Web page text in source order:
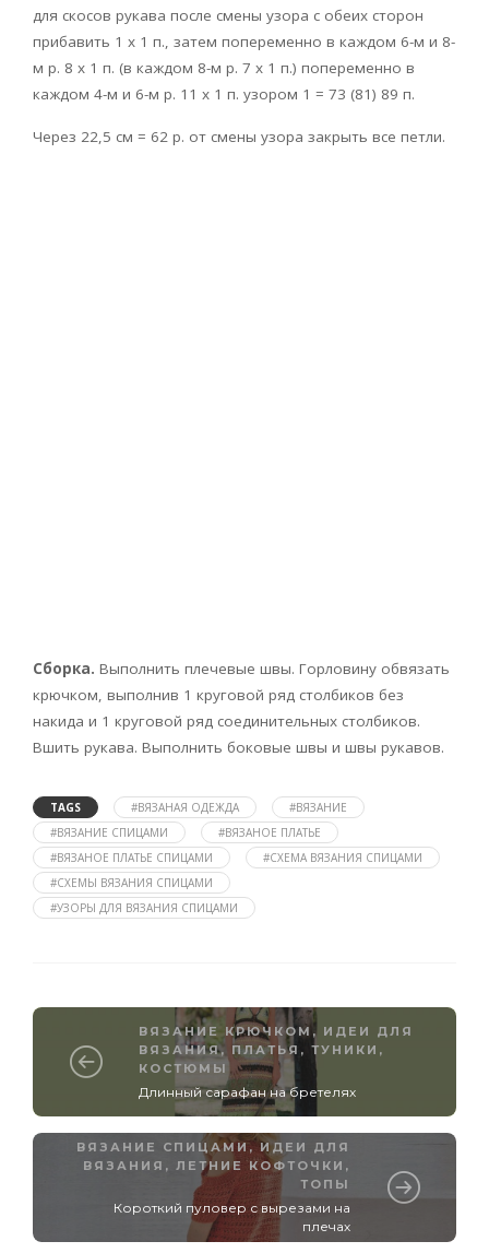
для скосов рукава после смены узора с обеих сторон
прибавить 1 х 1 п., затем попеременно в каждом 6-м и 8-
м р. 8 х 1 п. (в каждом 8-м р. 7 х 1 п.) попеременно в
каждом 4-м и 6-м р. 11 х 1 п. узором 1 = 73 (81) 89 п.
Через 22,5 см = 62 р. от смены узора закрыть все петли.
Сборка. Выполнить плечевые швы. Горловину обвязать
крючком, выполнив 1 круговой ряд столбиков без
накида и 1 круговой ряд соединительных столбиков.
Вшить рукава. Выполнить боковые швы и швы рукавов.
TAGS #ВЯЗАНАЯ ОДЕЖДА
#ВЯЗАНИЕ
#ВЯЗАНИЕ СПИЦАМИ
#ВЯЗАНОЕ ПЛАТЬЕ
#ВЯЗАНОЕ ПЛАТЬЕ СПИЦАМИ
#СХЕМА ВЯЗАНИЯ СПИЦАМИ
#СХЕМЫ ВЯЗАНИЯ СПИЦАМИ
#УЗОРЫ ДЛЯ ВЯЗАНИЯ СПИЦАМИ
ВЯЗАНИЕ КРЮЧКОМ , ИДЕИ ДЛЯ
ВЯЗАНИЯ, ПЛАТЬЯ, ТУНИКИ,
КОСТЮМЫ
Длинный сарафан на бретелях
ВЯЗАНИЕ СПИЦАМИ , ИДЕИ ДЛЯ
ВЯЗАНИЯ , ЛЕТНИЕ КОФТОЧКИ,
ТОПЫ
Короткий пуловер с вырезами на
плечах